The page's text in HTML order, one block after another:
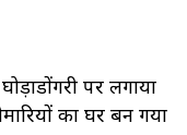
पर लगाया
का घर बन गया